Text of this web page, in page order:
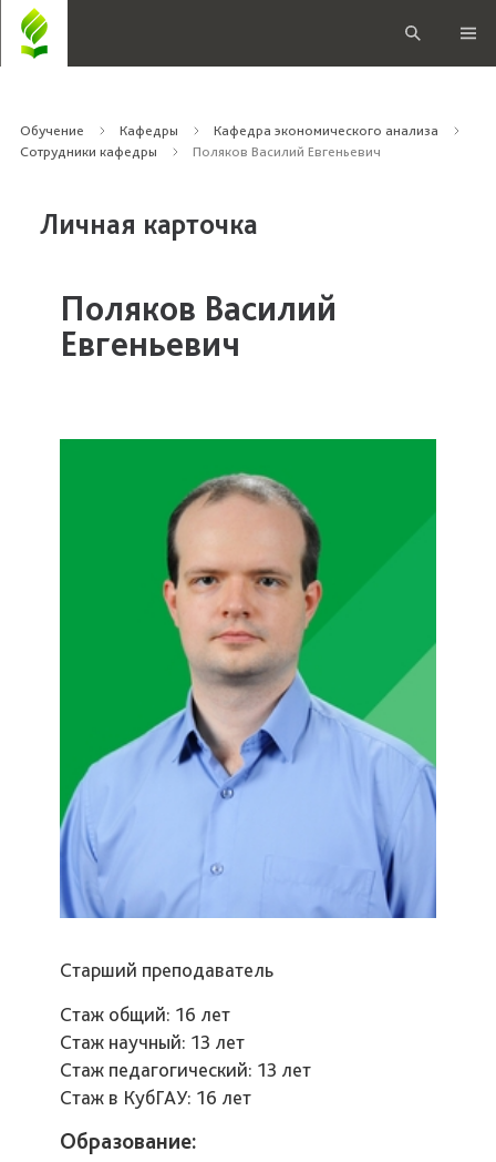
Обучение Кафедры
Кафедра экономического анализа
Сотрудники кафедры
Поляков Василий Евгеньевич
Личная карточка
Поляков Василий
Евгеньевич
Старший преподаватель
Стаж общий: 16 лет
Стаж научный: 13 лет
Стаж педагогический: 13 лет
Стаж в КубГАУ: 16 лет
Образование: